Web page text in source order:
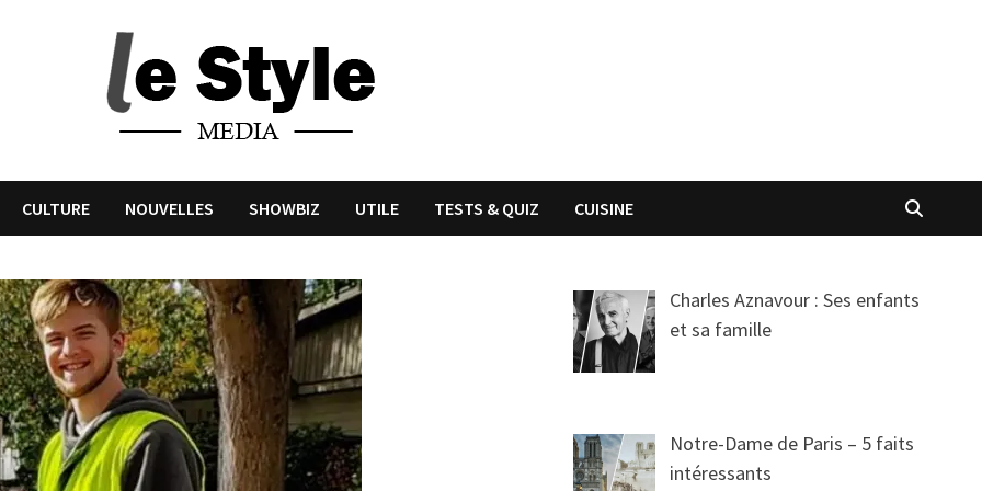
CULTURE NOUVELLES SHOWBIZ UTILE TESTS & QUIZ CUISINE
Charles Aznavour : Ses enfants
et sa famille
Notre-Dame de Paris – 5 faits
intéressants